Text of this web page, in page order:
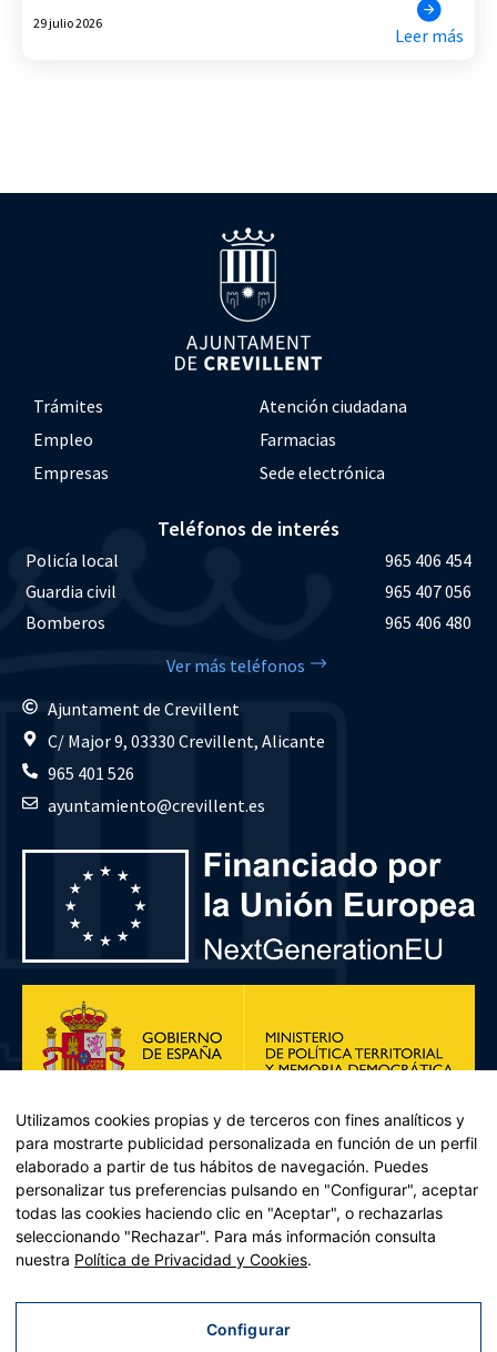
29 julio 2026
Leer más
Trámites
Atención ciudadana
Empleo
Farmacias
Empresas
Sede electrónica
Teléfonos de interés
Policía local
965 406 454
Guardia civil
965 407 056
Bomberos
965 406 480
Ver más teléfonos
Ajuntament de Crevillent
C/ Major 9, 03330 Crevillent, Alicante
965 401 526
ayuntamiento@crevillent.es
Plan de Recuperación, Transformación y Resiliencia – Financiado por
Recuperación y resiliencia, establecido por el Reglamento (UE)
2021/241 del Parlamento Europeo y del Consejo, de 12 de febrero
Utilizamos cookies propias y de terceros con fines analíticos y
para mostrarte publicidad personalizada en función de un perfil
elaborado a partir de tus hábitos de navegación. Puedes
personalizar tus preferencias pulsando en "Configurar", aceptar
todas las cookies haciendo clic en "Aceptar", o rechazarlas
seleccionando "Rechazar". Para más información consulta
nuestra Política de Privacidad y Cookies.
Configurar